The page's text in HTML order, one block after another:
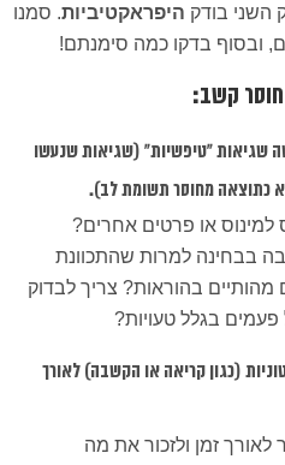
השני בודק היפראקטיביות. סמנו
ובסוף בדקו כמה סימנתם!
חוסר קשב:
שגיאות "טיפשיות" (שגיאות שנעשו
כתוצאה מחוסר תשומת לב).
או פרטים אחרים?
בבחינה למרות שהתכוונת
בהוראות? צריך לבדוק
בגלל טעויות?
(כגון קריאה או הקשבה) לאורך
זמן ולזכור את מה